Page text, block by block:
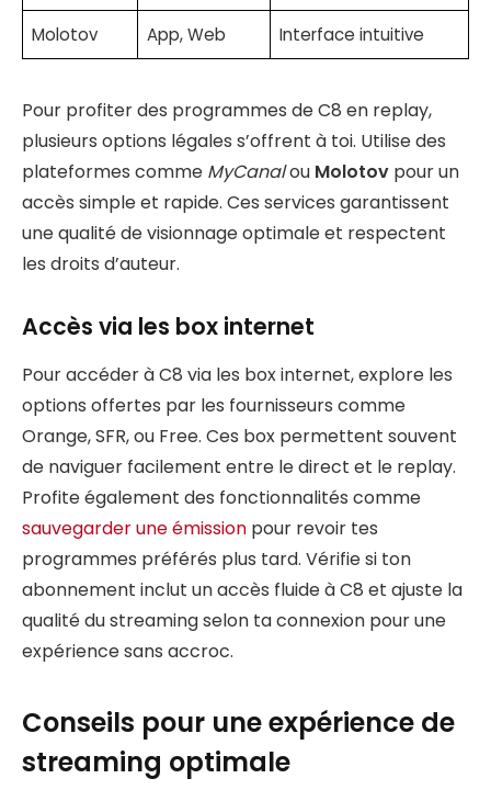
Molotov App, Web Interface intuitive
Pour profiter des programmes de C8 en replay,
plusieurs options légales s’offrent à toi. Utilise des
plateformes comme MyCanalou Molotov pour un
accès simple et rapide. Ces services garantissent
une qualité de visionnage optimale et respectent
les droits d’auteur.
Accès via les box internet
Pour accéder à C8 via les box internet, explore les
options offertes par les fournisseurs comme
Orange, SFR, ou Free. Ces box permettent souvent
de naviguer facilement entre le direct et le replay.
Profite également des fonctionnalités comme
sauvegarder une émission pour revoir tes
programmes préférés plus tard. Vérifie si ton
abonnement inclut un accès fluide à C8 et ajuste la
qualité du streaming selon ta connexion pour une
expérience sans accroc.
Conseils pour une expérience de
streaming optimale